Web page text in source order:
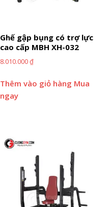
Ghế gập bụng có trợ lực
cao cấp MBH XH-032
8.010.000₫
Thêm vào giỏ hàng Mua
ngay